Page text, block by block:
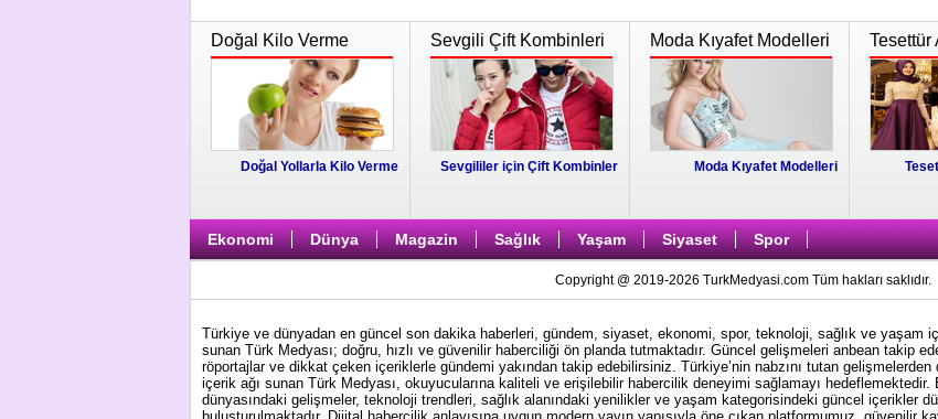
Doğal Kilo Verme
Doğal Yollarla Kilo Verme
Sevgili Çift Kombinleri
Sevgililer için Çift Kombinler
Moda Kıyafet Modelleri
Moda Kıyafet Modelleri
Tesettür
Ekonomi Dünya Magazin Sağlık Yaşam Siyaset Spor
Copyright @ 2019-2026 TurkMedyasi.com Tüm hakları saklıdır.
Türkiye ve dünyadan en güncel son dakika haberleri, gündem, siyaset, ekonomi, spor, teknoloji, sağlık ve yaşam
sunan Türk Medyası; doğru, hızlı ve güvenilir haberciliği ön planda tutmaktadır. Güncel gelişmeleri anbean takip
röportajlar ve dikkat çeken içeriklerle gündemi yakından takip edebilirsiniz. Türkiye’nin nabzını tutan
içerik ağı sunan Türk Medyası, okuyucularına kaliteli ve erişilebilir habercilik deneyimi sağlamayı
dünyasındaki gelişmeler, teknoloji trendleri, sağlık alanındaki yenilikler ve yaşam kategorisindeki güncel içerikler